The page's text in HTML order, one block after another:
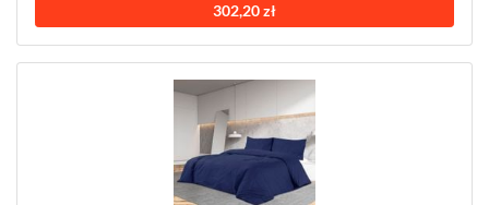
302,20 zł